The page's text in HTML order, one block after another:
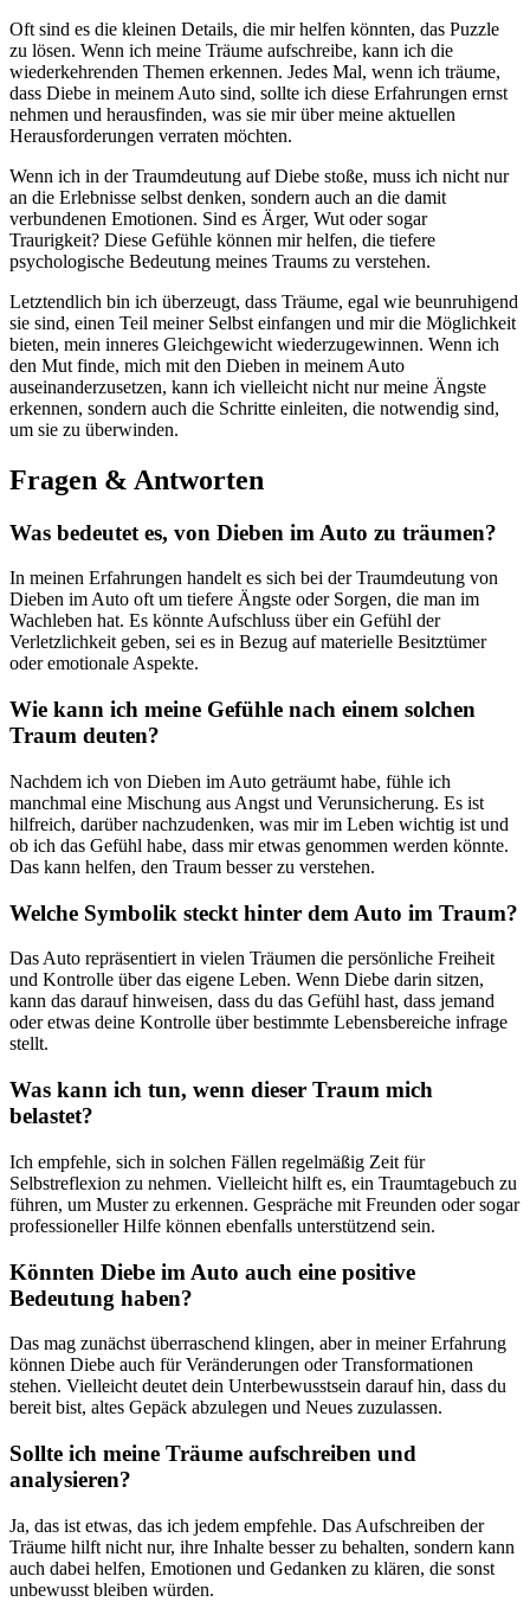
Oft sind es ‌die kleinen Details, die mir helfen⁤ könnten, das Puzzle⁣
zu lösen. Wenn ich ⁤meine​ Träume aufschreibe, ‌kann ich ‌die
⁢wiederkehrenden Themen erkennen. Jedes Mal, wenn ich träume,
dass Diebe in‍ meinem​ Auto sind, sollte ich diese Erfahrungen ernst
nehmen und herausfinden, was sie mir über meine aktuellen
Herausforderungen​ verraten möchten.
Wenn ich in der Traumdeutung ​auf Diebe ⁤stoße, muss ich nicht nur
an ‍die Erlebnisse ​selbst denken, sondern auch an die ⁤damit‍
verbundenen‍ Emotionen. Sind es Ärger, Wut oder sogar
Traurigkeit?‌ Diese Gefühle können mir helfen, die tiefere
psychologische Bedeutung meines​ Traums zu ⁢verstehen.
Letztendlich bin ich⁤ überzeugt, dass Träume, egal wie ​beunruhigend
sie sind, einen Teil meiner Selbst einfangen und mir die​ Möglichkeit
bieten,⁤ mein⁤ inneres Gleichgewicht wiederzugewinnen. ‌Wenn ich
den Mut finde, mich‍ mit den Dieben in meinem⁣ Auto
auseinanderzusetzen, kann ich ⁤vielleicht nicht‌ nur meine Ängste
erkennen, sondern auch die Schritte einleiten, die notwendig sind,
um sie zu überwinden.
Fragen & Antworten
Was‌ bedeutet es,⁤ von Dieben im Auto zu träumen?
In meinen Erfahrungen handelt‌ es sich bei ⁤der Traumdeutung von
Dieben im Auto oft um‌ tiefere Ängste ⁤oder Sorgen, die man im
‌Wachleben hat. Es könnte Aufschluss über‍ ein Gefühl der
Verletzlichkeit geben, ‍sei es⁢ in Bezug auf materielle Besitztümer
oder emotionale Aspekte.
Wie ‌kann ich meine‍ Gefühle nach einem ⁢solchen
Traum deuten?
Nachdem ich von Dieben im Auto geträumt ⁣habe, fühle ich
manchmal eine Mischung aus Angst und Verunsicherung. Es ist
hilfreich, ⁣darüber nachzudenken, was mir im Leben‌ wichtig ist und
ob ich das Gefühl habe, dass mir etwas ⁤genommen werden könnte.
Das kann helfen, den Traum besser zu verstehen.
Welche Symbolik steckt hinter dem Auto im Traum?
Das Auto‍ repräsentiert in vielen ‌Träumen ⁤die persönliche Freiheit
und Kontrolle über das⁣ eigene Leben. Wenn Diebe darin ⁤sitzen,
kann das darauf hinweisen, dass du‌ das Gefühl⁤ hast, dass ⁢jemand
oder ‌etwas deine‍ Kontrolle⁢ über ⁢bestimmte⁢ Lebensbereiche infrage
stellt.
Was kann ⁢ich ⁣tun, wenn dieser Traum mich
belastet?
Ich empfehle, sich in ⁣solchen ‍Fällen regelmäßig Zeit⁤ für
Selbstreflexion zu nehmen. ⁢Vielleicht hilft es, ein Traumtagebuch zu
führen, um ⁢Muster zu erkennen.​ Gespräche mit ⁤Freunden oder sogar
professioneller Hilfe können ebenfalls unterstützend sein.
Könnten Diebe ​im Auto auch eine positive
Bedeutung haben?
Das mag zunächst überraschend klingen, aber in meiner Erfahrung
können Diebe auch für Veränderungen oder Transformationen
stehen. Vielleicht deutet dein Unterbewusstsein darauf hin, dass du
bereit bist, altes Gepäck abzulegen und‍ Neues zuzulassen.
Sollte ⁤ich⁢ meine Träume⁤ aufschreiben und
analysieren?
Ja, das ist ⁣etwas, das ich jedem empfehle. Das Aufschreiben der ​
Träume⁣ hilft ​nicht nur, ihre Inhalte besser⁣ zu behalten, sondern kann
auch dabei helfen, Emotionen und‍ Gedanken zu klären, die sonst
unbewusst bleiben würden.